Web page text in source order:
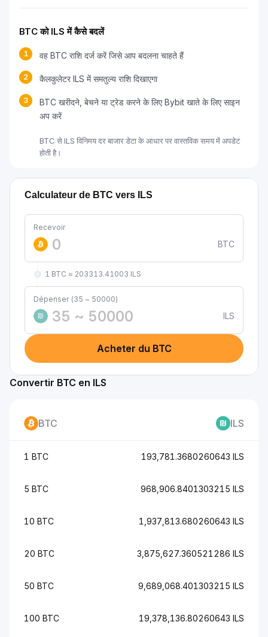
BTC को ILS में कैसे बदलें
1 वह BTC राशि दर्ज करें जिसे आप बदलना चाहते हैं
2 कैलकुलेटर ILS में समतुल्य राशि दिखाएगा
3
BTC खरीदने, बेचने या ट्रेड करने के लिए Bybit खाते के लिए साइन
अप करें
BTC से ILS विनिमय दर बाजार डेटा के आधार पर वास्तविक समय में अपडेट
होती है।
Calculateur de BTC vers ILS
Recevoir
BTC
1 BTC ≈ 203313.41003 ILS
Dépenser (35 ~ 50000)
₪
ILS
Acheter du BTC
Convertir BTC en ILS
BTC ILS
1 BTC 193,781.3680260643 ILS
5 BTC 968,906.8401303215 ILS
10 BTC 1,937,813.680260643 ILS
20 BTC 3,875,627.360521286 ILS
50 BTC 9,689,068.401303215 ILS
100 BTC 19,378,136.80260643 ILS